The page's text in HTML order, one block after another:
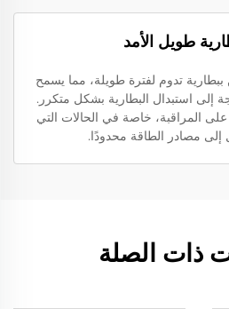
طويل الأمد
تدوم لفترة طويلة، مما يسمح
إلى استبدال البطارية بشكل متكرر.
المراقبة، خاصة في الحالات التي
مصادر الطاقة محدودًا.
ذات الصلة